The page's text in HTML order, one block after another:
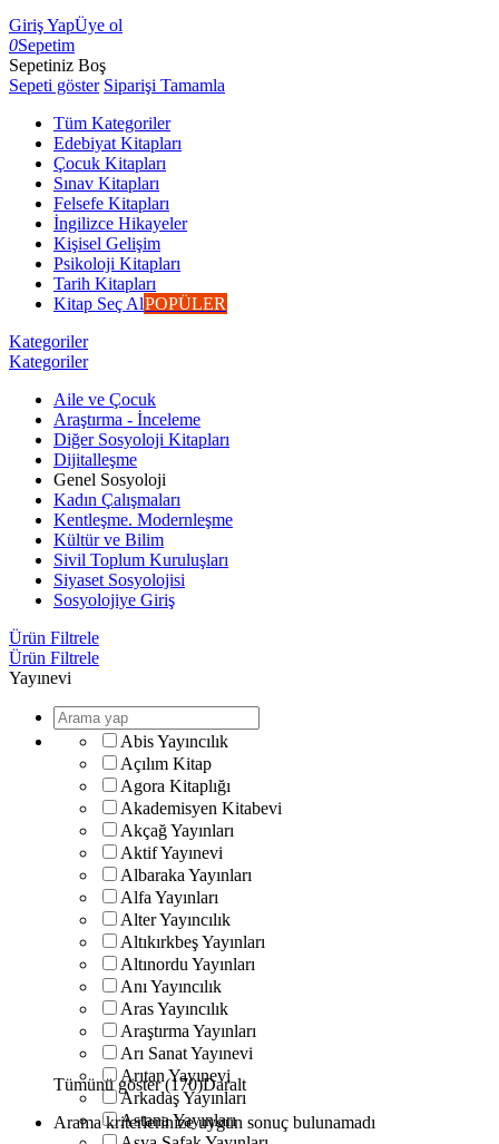
Giriş YapÜye ol
0Sepetim
Sepetiniz Boş
Sepeti göster Siparişi Tamamla
Tüm Kategoriler
Edebiyat Kitapları
Çocuk Kitapları
Sınav Kitapları
Felsefe Kitapları
İngilizce Hikayeler
Kişisel Gelişim
Psikoloji Kitapları
Tarih Kitapları
Kitap Seç AlPOPÜLER
Kategoriler
Kategoriler
Aile ve Çocuk
Araştırma - İnceleme
Diğer Sosyoloji Kitapları
Dijitalleşme
Genel Sosyoloji
Kadın Çalışmaları
Kentleşme. Modernleşme
Kültür ve Bilim
Sivil Toplum Kuruluşları
Siyaset Sosyolojisi
Sosyolojiye Giriş
Ürün Filtrele
Ürün Filtrele
Yayınevi
Abis Yayıncılık
Açılım Kitap
Agora Kitaplığı
Akademisyen Kitabevi
Akçağ Yayınları
Aktif Yayınevi
Albaraka Yayınları
Alfa Yayınları
Alter Yayıncılık
Altıkırkbeş Yayınları
Altınordu Yayınları
Anı Yayıncılık
Aras Yayıncılık
Araştırma Yayınları
Arı Sanat Yayınevi
Arıtan Yayınevi
Arkadaş Yayınları
Astana Yayınları
Tümünü göster (170)Daralt
Arama kriterlerinize uygun sonuç bulunamadı